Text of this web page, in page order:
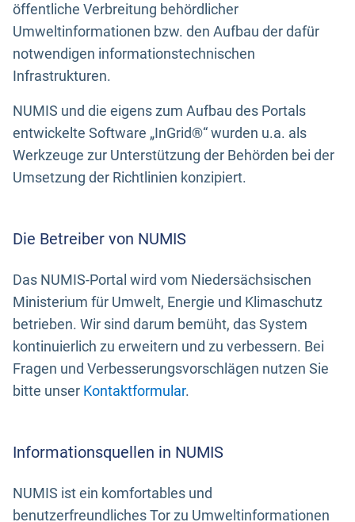
öffentliche Verbreitung behördlicher
Umweltinformationen bzw. den Aufbau der dafür
notwendigen informationstechnischen
Infrastrukturen.
NUMIS und die eigens zum Aufbau des Portals
entwickelte Software „InGrid®“ wurden u.a. als
Werkzeuge zur Unterstützung der Behörden bei der
Umsetzung der Richtlinien konzipiert.
Die Betreiber von NUMIS
Das NUMIS-Portal wird vom Niedersächsischen
Ministerium für Umwelt, Energie und Klimaschutz
betrieben. Wir sind darum bemüht, das System
kontinuierlich zu erweitern und zu verbessern. Bei
Fragen und Verbesserungsvorschlägen nutzen Sie
bitte unser Kontaktformular.
Informationsquellen in NUMIS
NUMIS ist ein komfortables und
benutzerfreundliches Tor zu Umweltinformationen